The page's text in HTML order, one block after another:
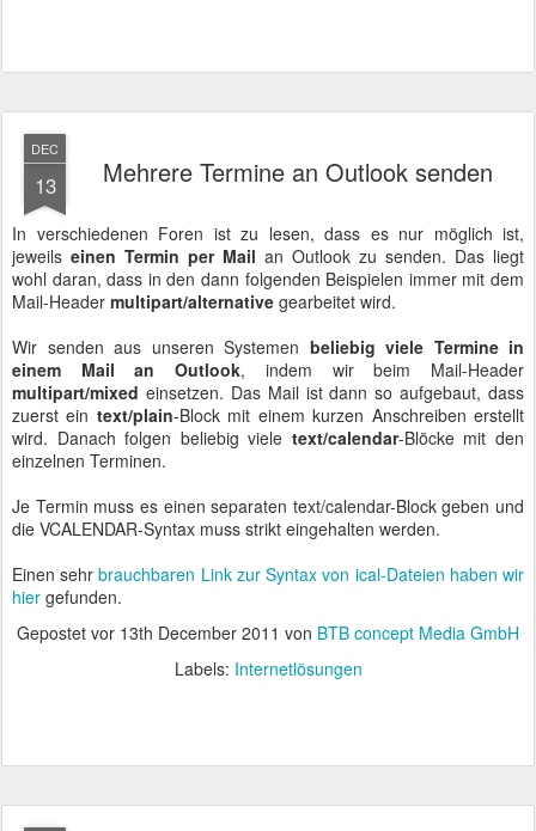
DEC
13 Mehrere Termine an Outlook senden
In verschiedenen Foren ist zu lesen, dass es nur möglich ist,
jeweils einen Termin per Mail an Outlook zu senden. Das liegt
wohl daran, dass in den dann folgenden Beispielen immer mit dem
Mail-Header multipart/alternative gearbeitet wird.
Wir senden aus unseren Systemen beliebig viele Termine in
einem Mail an Outlook, indem wir beim Mail-Header
multipart/mixed einsetzen. Das Mail ist dann so aufgebaut, dass
zuerst ein text/plain-Block mit einem kurzen Anschreiben erstellt
wird. Danach folgen beliebig viele text/calendar-Blöcke mit den
einzelnen Terminen.
Je Termin muss es einen separaten text/calendar-Block geben und
die VCALENDAR-Syntax muss strikt eingehalten werden.
Einen sehrbrauchbaren Link zur Syntax von ical-Dateien haben wir
hier gefunden.
Gepostet vor 13th December 2011 von BTB concept Media GmbH
Labels: Internetlösungen